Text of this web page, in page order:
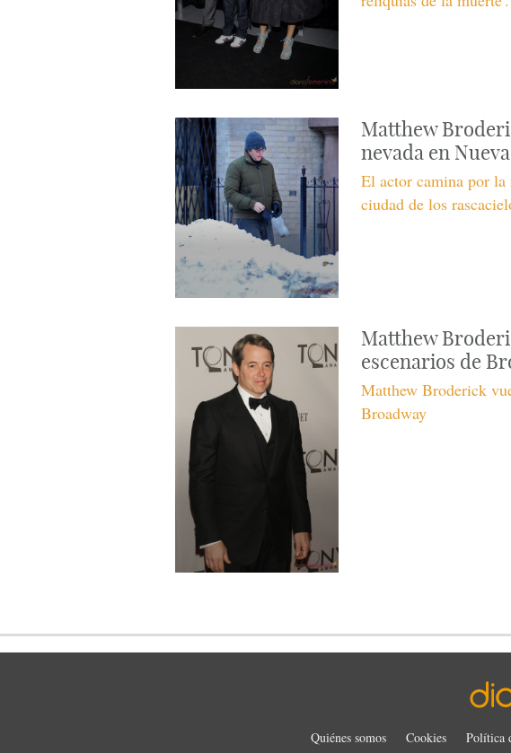
Matthew
nevada en
El actor camina por la
ciudad de los
Matthew
escenarios de
Matthew Broderick
Broadway
Quiénes somos Cookies Política